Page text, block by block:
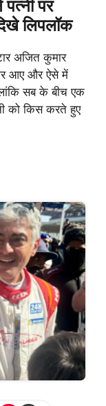
पर
लिपलॉक
अजित कुमार
आए और ऐसे में
सब के बीच एक
को किस करते हुए